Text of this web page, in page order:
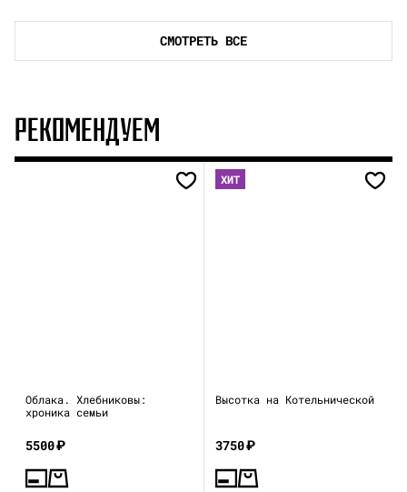
СМОТРЕТЬ ВСЕ
РЕКОМЕНДУЕМ
Облака. Хлебниковы:
хроника семьи
5500₽
ХИТ
Высотка на Котельнической
3750₽